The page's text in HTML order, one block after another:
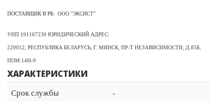
ПОСТАВЩИК В РБ: ООО "ЭКСИСТ"
УНП 191167230 ЮРИДИЧЕСКИЙ АДРЕС:
220012, РЕСПУБЛИКА БЕЛАРУСЬ, Г. МИНСК, ПР-Т НЕЗАВИСИМОСТИ, Д.85Б,
ПОМ.14Н-9
ХАРАКТЕРИСТИКИ
Срок службы
-